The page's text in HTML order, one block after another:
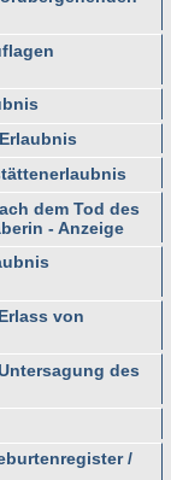
dem Tod des
- Anzeige
von
des
/